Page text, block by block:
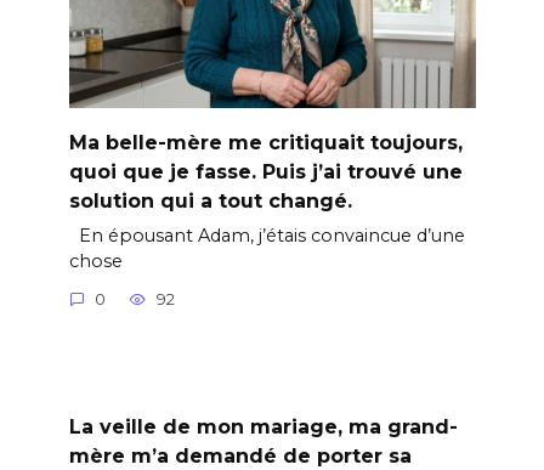
Ma belle-mère me critiquait toujours,
quoi que je fasse. Puis j’ai trouvé une
solution qui a tout changé.
En épousant Adam, j’étais convaincue d’une
chose
0 92
La veille de mon mariage, ma grand-
mère m’a demandé de porter sa